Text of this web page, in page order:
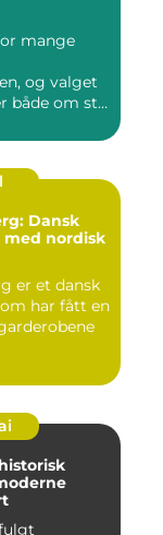
mange
og valget
både om stil,
Dansk
nordisk
er et dansk
har fått en